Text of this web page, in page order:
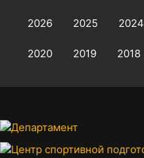
2026 2025 2024
2020 2019 2018